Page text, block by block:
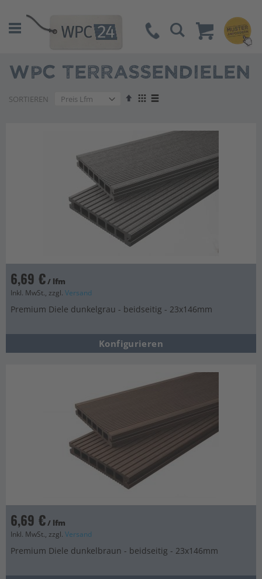
Suche
WPC TERRASSENDIELEN
SORTIEREN
AbsteigendAnzeigen
6,69 €/ lfm
Inkl. MwSt., zzgl. Versand
Premium Diele dunkelgrau - beidseitig - 23x146mm
Konfigurieren
6,69 €/ lfm
Inkl. MwSt., zzgl. Versand
Premium Diele dunkelbraun - beidseitig - 23x146mm